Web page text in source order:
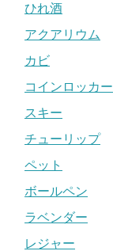
ひれ酒
アクアリウム
カビ
コインロッカー
スキー
チューリップ
ペット
ボールペン
ラベンダー
レジャー